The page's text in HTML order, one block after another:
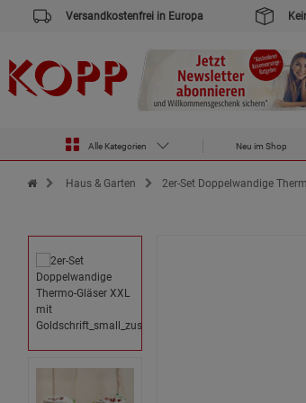
Versandkostenfrei in Europa
Alle Kategorien Neu im Shop
Zur Startseite des Kopp Verlag Online-Shop
Haus & Garten 2er-Set Doppelwandige